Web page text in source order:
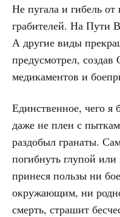
Не пугала и гибель
грабителей. На Пути
А другие виды
предусмотрел, создав
медикаментов и
Единственное, чего
даже не плен с
раздобыл гранаты.
погибнуть глупой
принеся пользы ни
окружающим, ни
смерть, страшит